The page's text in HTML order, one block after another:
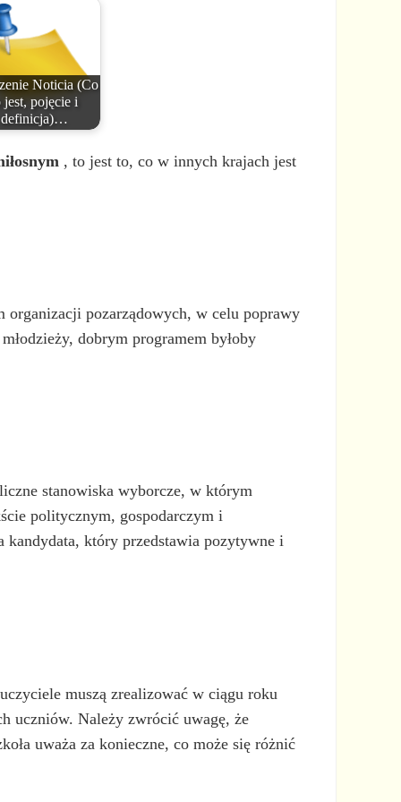
Noticia (Co
jest, pojęcie i
definicja)…
, to jest to, co w innych krajach jest
organizacji pozarządowych, w celu poprawy
dobrym programem byłoby
stanowiska wyborcze, w którym
politycznym, gospodarczym i
kandydata, który przedstawia pozytywne i
muszą zrealizować w ciągu roku
uczniów. Należy zwrócić uwagę, że
uważa za konieczne, co może się różnić